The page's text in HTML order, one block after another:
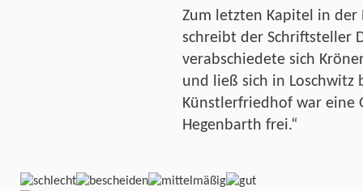
Zum letzten Kapitel in der
schreibt der Schriftsteller
verabschiedete sich
und ließ sich in Loschwitz
Künstlerfriedhof war eine
Hegenbarth frei.“